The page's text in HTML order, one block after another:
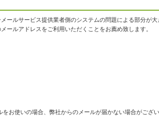
ールサービス提供業者側のシステムの問題による部分が
ールアドレスをご利用いただくことをお薦め致します。
お使いの場合、弊社からのメールが届かない場合がござい